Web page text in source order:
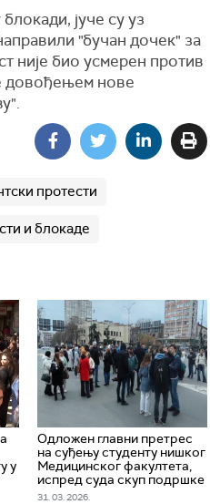
јуче су уз
"бучан дочек" за
није био усмерен против
довођењем нове
протести
и блокаде
у
Одложен главни претрес
на суђењу студенту нишког
Медицинског факултета,
испред суда скуп подршке
31. 03. 2026.